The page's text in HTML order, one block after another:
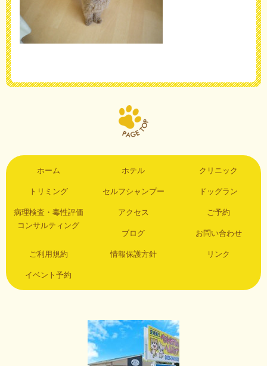
ホーム ホテル クリニック
トリミング セルフシャンプー ドッグラン
病理検査・毒性評価
コンサルティング
アクセス ご予約
ブログ お問い合わせ
ご利用規約 情報保護方針 リンク
イベント予約